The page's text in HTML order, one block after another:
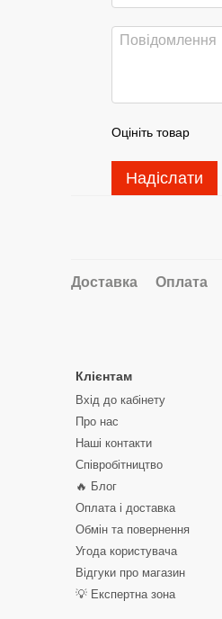
Оцініть товар
Надіслати
Доставка Оплата
Клієнтам
Вхід до кабінету
Про нас
Наші контакти
Співробітництво
🔥 Блог
Оплата і доставка
Обмін та повернення
Угода користувача
Відгуки про магазин
💡 Експертна зона